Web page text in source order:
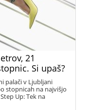
21
Si upaš?
palači v Ljubljani
stopnicah na najvišjo
Up: Tek na